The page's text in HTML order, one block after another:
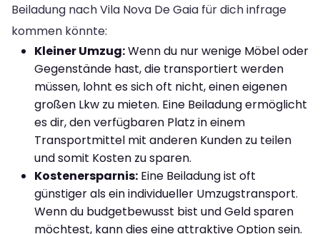
Beiladung nach Vila Nova De Gaia für dich infrage
kommen könnte:
Kleiner Umzug:Wenn du nur wenige Möbel oder
Gegenstände hast, die transportiert werden
müssen, lohnt es sich oft nicht, einen eigenen
großen Lkw zu mieten. Eine Beiladung ermöglicht
es dir, den verfügbaren Platz in einem
Transportmittel mit anderen Kunden zu teilen
und somit Kosten zu sparen.
Kostenersparnis: Eine Beiladung ist oft
günstiger als ein individueller Umzugstransport.
Wenn du budgetbewusst bist und Geld sparen
möchtest, kann dies eine attraktive Option sein.